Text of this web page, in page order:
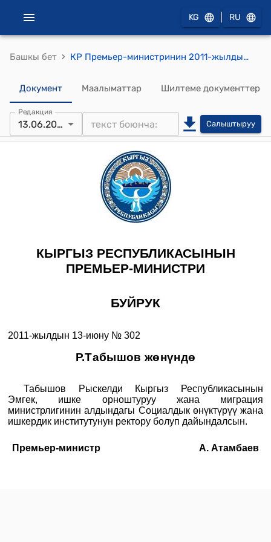
KG RU
Башкы бет › КР Премьер-министринин 2011-жылдын 13-июнундагы № 302 "Р.Табышов жөнүндө" буйругу
Документ Маалыматтар Шилтеме документтер
Редакция
13.06.2011 Салыштыруу